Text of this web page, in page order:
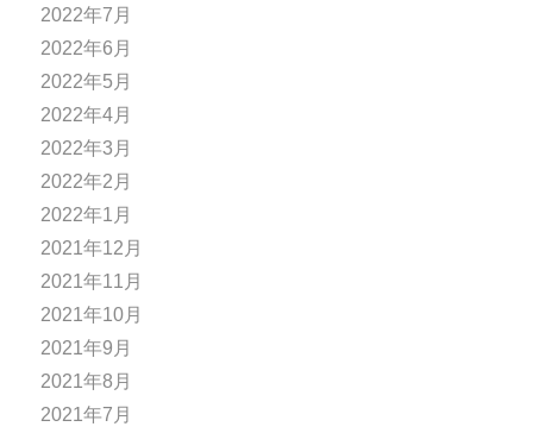
2022年7月
2022年6月
2022年5月
2022年4月
2022年3月
2022年2月
2022年1月
2021年12月
2021年11月
2021年10月
2021年9月
2021年8月
2021年7月